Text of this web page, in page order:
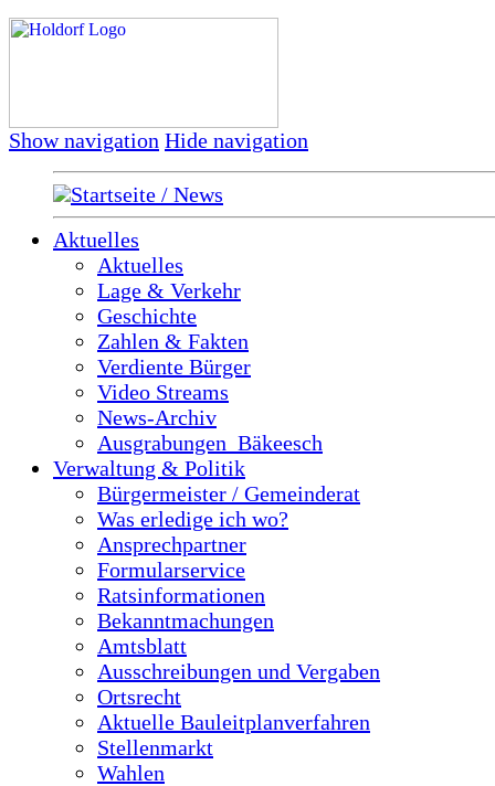
Show navigation Hide navigation
Startseite / News
Aktuelles
Aktuelles
Lage & Verkehr
Geschichte
Zahlen & Fakten
Verdiente Bürger
Video Streams
News-Archiv
Ausgrabungen_Bäkeesch
Verwaltung & Politik
Bürgermeister / Gemeinderat
Was erledige ich wo?
Ansprechpartner
Formularservice
Ratsinformationen
Bekanntmachungen
Amtsblatt
Ausschreibungen und Vergaben
Ortsrecht
Aktuelle Bauleitplanverfahren
Stellenmarkt
Wahlen